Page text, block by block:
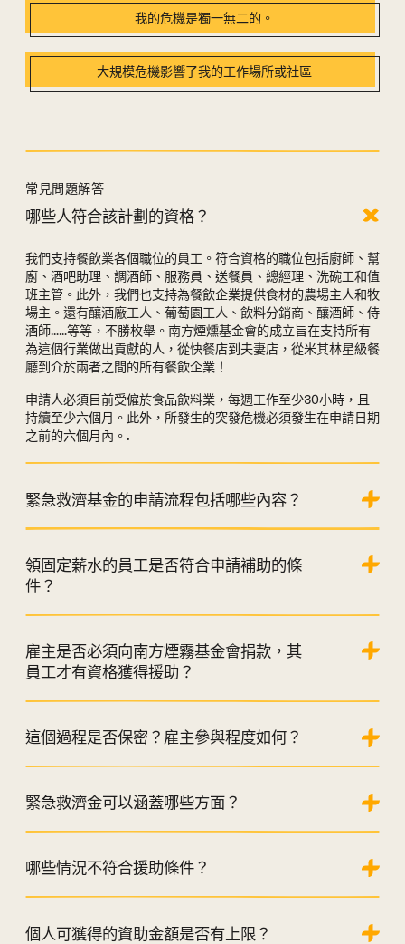
我的危機是獨一無二的。
大規模危機影響了我的工作場所或社區
常見問題解答
以下是常見問題的答案。.
哪些人符合該計劃的資格？
我們支持餐飲業各個職位的員工。符合資格的職位包括廚師、幫
廚、酒吧助理、調酒師、服務員、送餐員、總經理、洗碗工和值
班主管。此外，我們也支持為餐飲企業提供食材的農場主人和牧
場主。還有釀酒廠工人、葡萄園工人、飲料分銷商、釀酒師、侍
酒師……等等，不勝枚舉。南方煙燻基金會的成立旨在支持所有
為這個行業做出貢獻的人，從快餐店到夫妻店，從米其林星級餐
廳到介於兩者之間的所有餐飲企業！
申請人必須目前受僱於食品飲料業，每週工作至少30小時，且
持續至少六個月。此外，所發生的突發危機必須發生在申請日期
之前的六個月內。.
緊急救濟基金的申請流程包括哪些內容？
領固定薪水的員工是否符合申請補助的條
件？
雇主是否必須向南方煙霧基金會捐款，其
員工才有資格獲得援助？
這個過程是否保密？雇主參與程度如何？
緊急救濟金可以涵蓋哪些方面？
哪些情況不符合援助條件？
個人可獲得的資助金額是否有上限？